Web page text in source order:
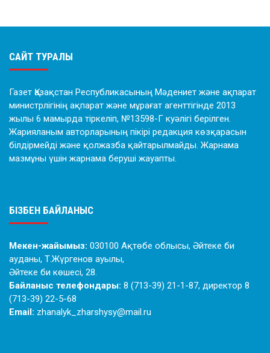
САЙТ ТУРАЛЫ
Газет Қазақстан Республикасының Мәдениет және ақпарат
министрлігінің ақпарат және мұрағат агенттігінде 2013
жылы 6 мамырда тіркеліп, №13598-Г куәлігі берілген.
Жарияланым авторларының пікірі редакция көзқарасын
білдірмейді және қолжазба қайтарылмайды. Жарнама
мазмұны үшін жарнама беруші жауапты.
БІЗБЕН БАЙЛАНЫС
Мекен-жайымыз: 030100 Ақтөбе облысы, Әйтеке би
ауданы, Т.Жүргенов ауылы,
Әйтеке би көшесі, 28.
Байланыс телефондары: 8 (713-39) 21-1-87, директор 8
(713-39) 22-5-68
Email: zhanalyk_zharshysy@mail.ru